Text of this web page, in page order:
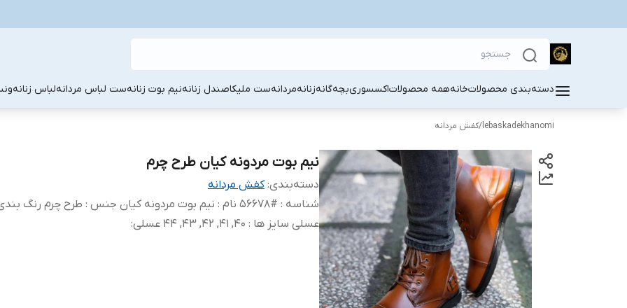
دسته‌بندی محصولاتخانههمه محصولاتاکسسوریبچه‌گانهزنانهمردانهست ملیکاصندل زنانهنیم بوت زنانهست لباس مردانهلباس زنانه
lebaskadekhanomi
/کفش مردانه
نیم بوت مردونه کیان طرح چرم
دسته‌بندی:کفش مردانه
شناسه : #56678 نام : نیم بوت مردونه کیان جنس : طرح چرم رنگ
عسلی سایز ها : 40, 41, 42, 43, 44 عسلی
: